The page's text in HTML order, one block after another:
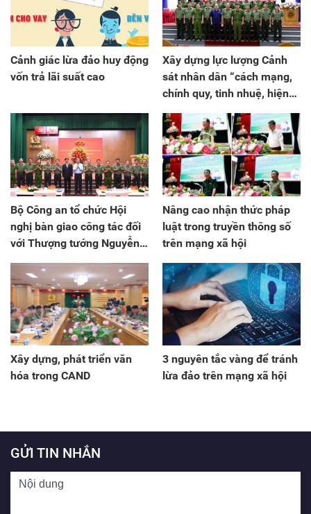
Cảnh giác lừa đảo huy động
vốn trả lãi suất cao
Xây dựng lực lượng Cảnh
sát nhân dân “cách mạng,
chính quy, tinh nhuệ, hiện
đại”
Bộ Công an tổ chức Hội
nghị bàn giao công tác đối
với Thượng tướng Nguyễn
Nâng cao nhận thức pháp
luật trong truyền thông số
trên mạng xã hội
Xây dựng, phát triển văn
hóa trong CAND
3 nguyên tắc vàng để tránh
lừa đảo trên mạng xã hội
GỬI TIN NHẮN